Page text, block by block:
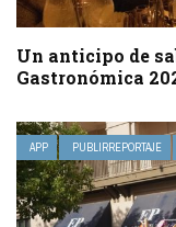
Un anticipo de
Gastronómica
APP PUBLIRREPORTAJE